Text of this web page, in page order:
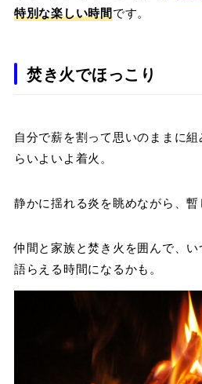
特別な楽しい時間です。
焚き火でほっこり
自分で薪を割って思いのままに
らいよいよ着火。
静かに揺れる炎を眺めながら、暫
仲間と家族と焚き火を囲んで、
語らえる時間になるかも。